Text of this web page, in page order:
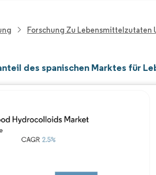
Forschung Zu Lebensmittelzutaten
des spanischen Marktes für